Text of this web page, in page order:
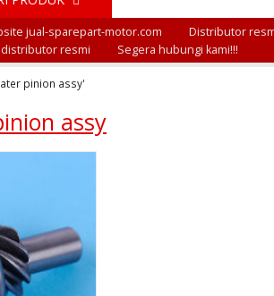
jual-sparepart-motor.com Distributor
resmi
Segera hubungi kami!!!
pinion assy'
assy